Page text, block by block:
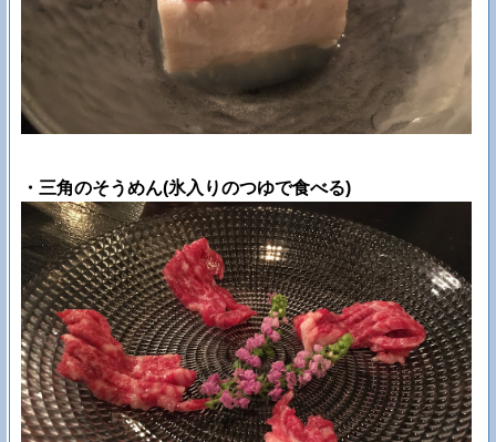
・三角のそうめん(氷入りのつゆで食べる)